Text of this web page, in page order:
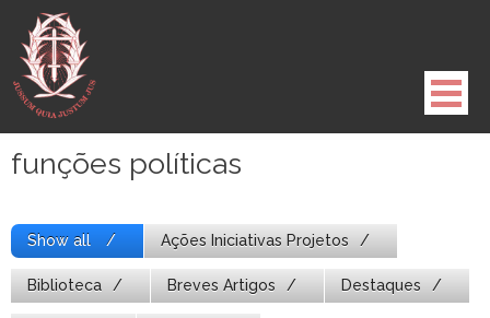
para
conteúdo
funções políticas
Show all Ações Iniciativas Projetos
Biblioteca Breves Artigos Destaques